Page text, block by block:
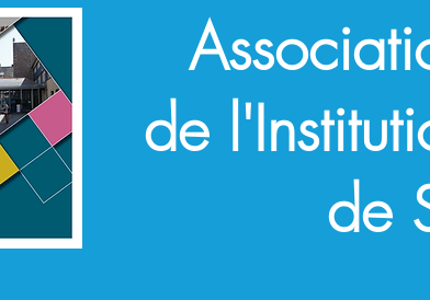
de
de